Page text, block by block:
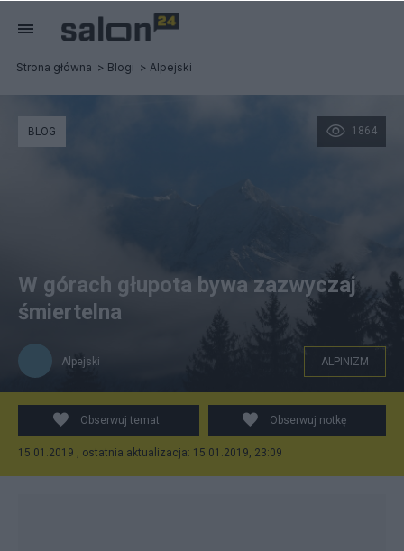
Strona główna Blogi Alpejski
Zdjęcie: Alpejski
1864
BLOG
W górach głupota bywa zazwyczaj
śmiertelna
Alpejski ALPINIZM
Obserwuj temat Obserwuj notkę
15.01.2019 , ostatnia aktualizacja: 15.01.2019, 23:09